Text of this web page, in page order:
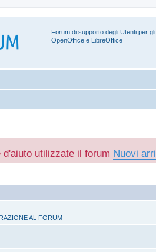
Forum di supporto degli Utenti per
OpenOffice e LibreOffice
utilizzate il forum Nuovi
AL FORUM